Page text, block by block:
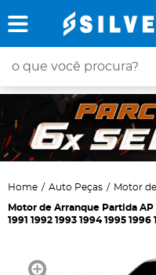
Home Auto Peças Motor
Motor de Arranque Partida AP
1991 1992 1993 1994 1995